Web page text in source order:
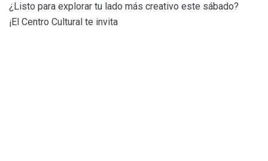
¿Listo para explorar tu lado más creativo este sábado?
¡El Centro Cultural te invita